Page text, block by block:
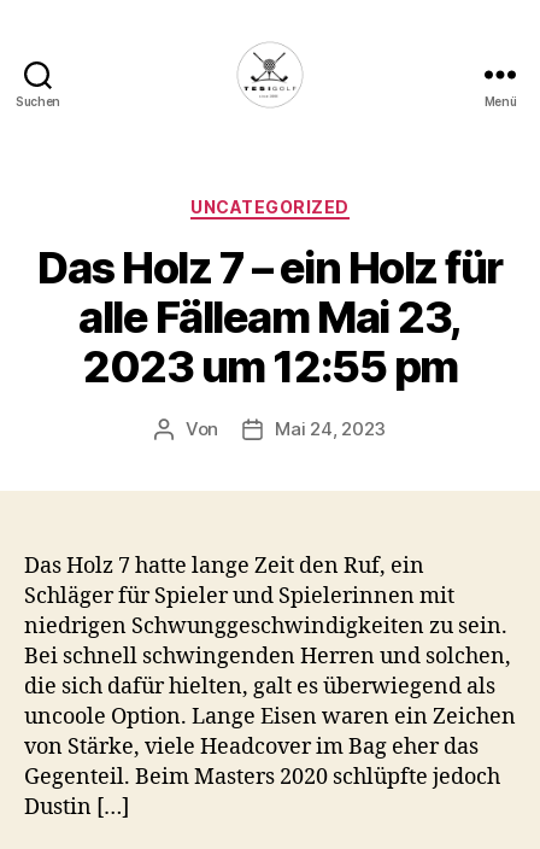
Suchen
Deine
Plattform
für
Golfbegeisterte!
Menü
Kategorien
UNCATEGORIZED
Das Holz 7 – ein Holz für
alle Fälleam Mai 23,
2023 um 12:55 pm
Beitragsautor
Von Veröffentlichungsdatum
Mai 24, 2023
Das Holz 7 hatte lange Zeit den Ruf, ein
Schläger für Spieler und Spielerinnen mit
niedrigen Schwunggeschwindigkeiten zu sein.
Bei schnell schwingenden Herren und solchen,
die sich dafür hielten, galt es überwiegend als
uncoole Option. Lange Eisen waren ein Zeichen
von Stärke, viele Headcover im Bag eher das
Gegenteil. Beim Masters 2020 schlüpfte jedoch
Dustin […]